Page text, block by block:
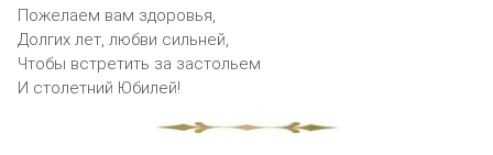
Пожелаем вам здоровья,
Долгих лет, любви сильней,
Чтобы встретить за застольем
И столетний Юбилей!